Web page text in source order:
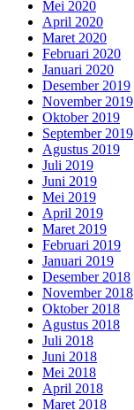
Mei 2020
April 2020
Maret 2020
Februari 2020
Januari 2020
Desember 2019
November 2019
Oktober 2019
September 2019
Agustus 2019
Juli 2019
Juni 2019
Mei 2019
April 2019
Maret 2019
Februari 2019
Januari 2019
Desember 2018
November 2018
Oktober 2018
Agustus 2018
Juli 2018
Juni 2018
Mei 2018
April 2018
Maret 2018